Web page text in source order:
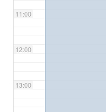
11:00
12:00
13:00